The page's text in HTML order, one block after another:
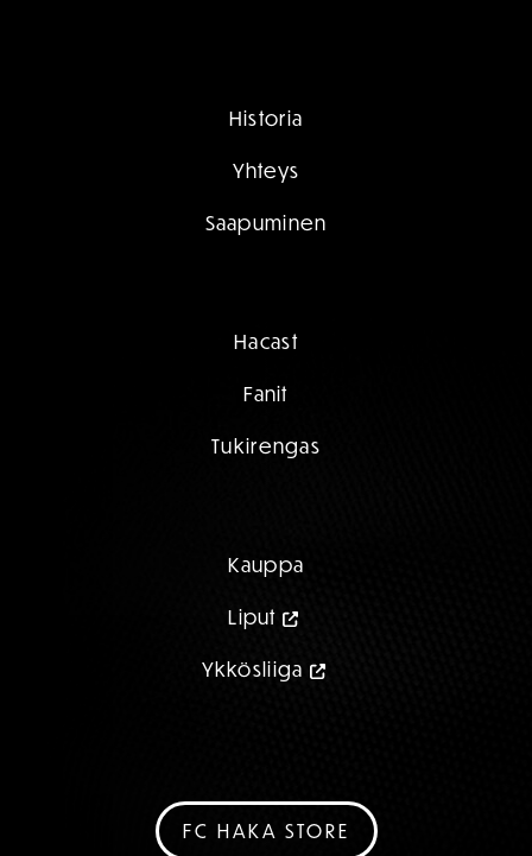
Historia
Yhteys
Saapuminen
Hacast
Fanit
Tukirengas
Kauppa
Liput
Ykkösliiga
FC HAKA STORE